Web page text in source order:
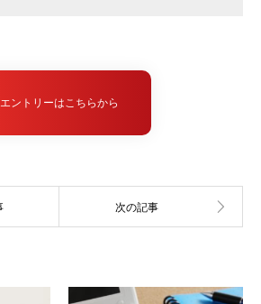
エントリーはこちらから